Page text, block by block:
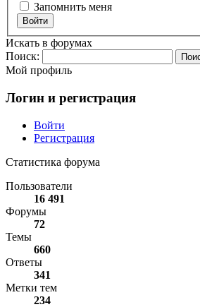
Запомнить меня
Войти
Искать в форумах
Поиск:
Мой профиль
Логин и регистрация
Войти
Регистрация
Статистика форума
Пользователи
16 491
Форумы
72
Темы
660
Ответы
341
Метки тем
234